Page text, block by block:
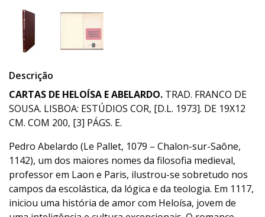
Descrição
CARTAS DE HELOÍSA E ABELARDO. TRAD. FRANCO DE
SOUSA. LISBOA: ESTÚDIOS COR, [D.L. 1973]. DE 19X12
CM. COM 200, [3] PÁGS. E.
Pedro Abelardo (Le Pallet, 1079 – Chalon-sur-Saône,
1142), um dos maiores nomes da filosofia medieval,
professor em Laon e Paris, ilustrou-se sobretudo nos
campos da escolástica, da lógica e da teologia. Em 1117,
iniciou uma história de amor com Heloísa, jovem de